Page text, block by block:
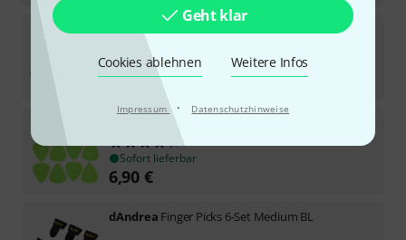
Geht klar
Cookies ablehnen Weitere Infos
Impressum · Datenschutzhinweise
Sofort lieferbar
5,90€
Brain Nylon .53mm Pick Set
Sofort lieferbar
6,90 €
dAndrea Finger Picks 6-Set Medium BL